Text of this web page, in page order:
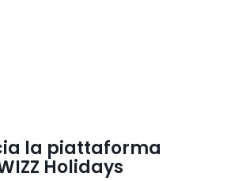
la piattaforma
Holidays